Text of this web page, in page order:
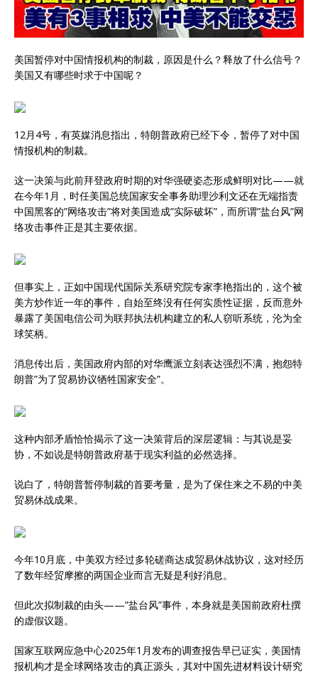
美国暂停对中国情报机构的制裁，原因是什么？释放了什么信号？
美国又有哪些时求于中国呢？
12月4号，有英媒消息指出，特朗普政府已经下令，暂停了对中国
情报机构的制裁。
这一决策与此前拜登政府时期的对华强硬姿态形成鲜明对比——就
在今年1月，时任美国总统国家安全事务助理沙利文还在无端指责
中国黑客的”网络攻击”将对美国造成”实际破坏”，而所谓”盐台风”网
络攻击事件正是其主要依据。
但事实上，正如中国现代国际关系研究院专家李艳指出的，这个被
美方炒作近一年的事件，自始至终没有任何实质性证据，反而意外
暴露了美国电信公司为联邦执法机构建立的私人窃听系统，沦为全
球笑柄。
消息传出后，美国政府内部的对华鹰派立刻表达强烈不满，抱怨特
朗普”为了贸易协议牺牲国家安全”。
这种内部矛盾恰恰揭示了这一决策背后的深层逻辑：与其说是妥
协，不如说是特朗普政府基于现实利益的必然选择。
说白了，特朗普暂停制裁的首要考量，是为了保住来之不易的中美
贸易休战成果。
今年10月底，中美双方经过多轮磋商达成贸易休战协议，这对经历
了数年经贸摩擦的两国企业而言无疑是利好消息。
但此次拟制裁的由头——”盐台风”事件，本身就是美国前政府杜撰
的虚假议题。
国家互联网应急中心2025年1月发布的调查报告早已证实，美国情
报机构才是全球网络攻击的真正源头，其对中国先进材料设计研究